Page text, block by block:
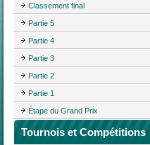
Classement final
Partie 5
Partie 4
Partie 3
Partie 2
Partie 1
Étape du Grand Prix
Tournois et Compétitions